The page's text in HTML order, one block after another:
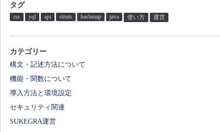
タグ
rss yql api struts hashmap java 使い方 運営
カテゴリー
構文・記述方法について
機能・関数について
導入方法と環境設定
セキュリティ関連
SUKEGRA運営